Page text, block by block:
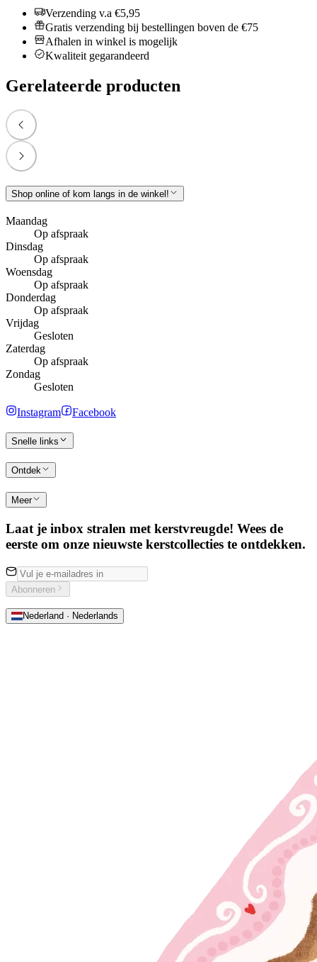
Verzending v.a €5,95
Gratis verzending bij bestellingen boven de €75
Afhalen in winkel is mogelijk
Kwaliteit gegarandeerd
Gerelateerde producten
Shop online of kom langs in de winkel!
Maandag
Op afspraak
Dinsdag
Op afspraak
Woensdag
Op afspraak
Donderdag
Op afspraak
Vrijdag
Gesloten
Zaterdag
Op afspraak
Zondag
Gesloten
Instagram Facebook
Snelle links
Ontdek
Meer
Laat je inbox stralen met kerstvreugde! Wees de
eerste om onze nieuwste kerstcollecties te ontdekken.
Abonneren
Nederland · Nederlands